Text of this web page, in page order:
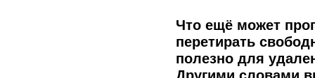
Что ещё может
перетирать
полезно для